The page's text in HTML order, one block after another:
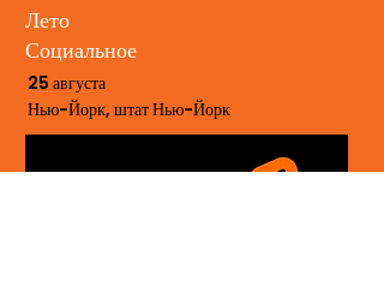
Лето
Социальное
25 августа
Нью-Йорк, штат Нью-Йорк